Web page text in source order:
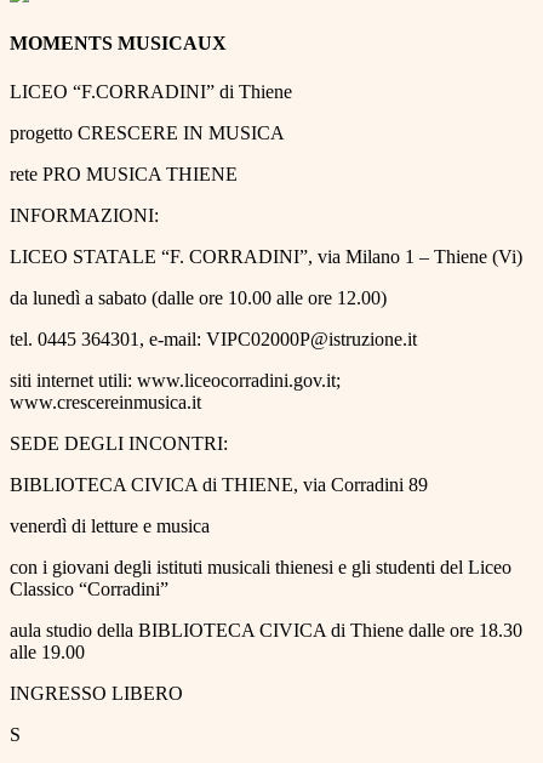
MOMENTS MUSICAUX
LICEO “F.CORRADINI” di Thiene
progetto CRESCERE IN MUSICA
rete PRO MUSICA THIENE
INFORMAZIONI:
LICEO STATALE “F. CORRADINI”, via Milano 1 ‒ Thiene (Vi)
da lunedì a sabato (dalle ore 10.00 alle ore 12.00)
tel. 0445 364301, e-mail: VIPC02000P@istruzione.it
siti internet utili: www.liceocorradini.gov.it;
www.crescereinmusica.it
SEDE DEGLI INCONTRI:
BIBLIOTECA CIVICA di THIENE, via Corradini 89
venerdì di letture e musica
con i giovani degli istituti musicali thienesi e gli studenti del Liceo
Classico “Corradini”
aula studio della BIBLIOTECA CIVICA di Thiene dalle ore 18.30
alle 19.00
INGRESSO LIBERO
S